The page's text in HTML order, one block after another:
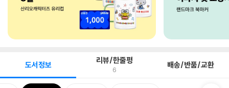
도서정보 리뷰/한줄평
6 배송/반품/교환